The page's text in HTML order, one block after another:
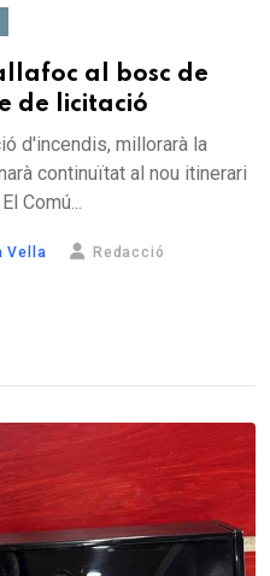
al bosc de
de licitació
d'incendis, millorarà la
continuïtat al nou itinerari
Comú...
Vella Redacció